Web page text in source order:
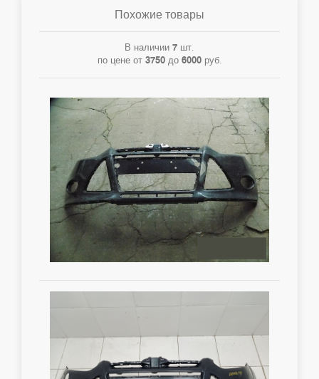
Похожие товары
В наличии 7 шт.
по цене от 3750до 6000руб.